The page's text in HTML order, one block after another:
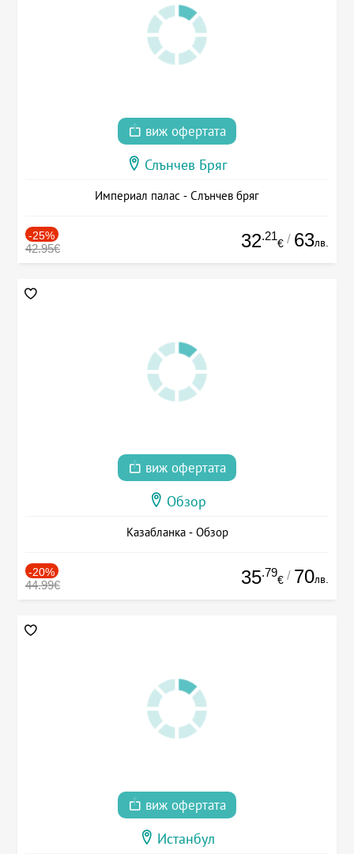
виж офертата
Слънчев Бряг
Империал палас - Слънчев бряг
-25%
42.95€ 32.21
€ / 63лв.
виж офертата
Обзор
Казабланка - Обзор
-20%
44.99€ 35.79
€ / 70лв.
виж офертата
Истанбул